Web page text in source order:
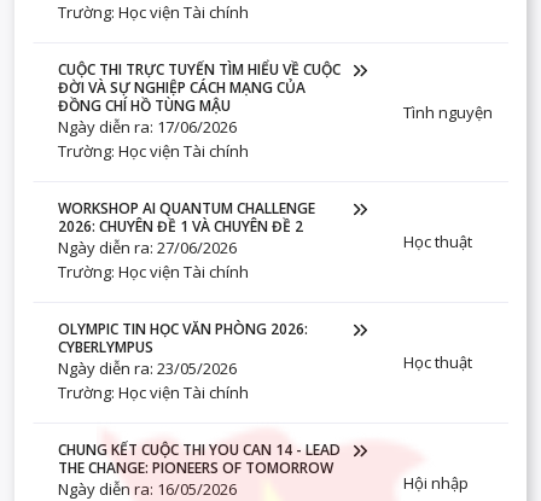
Trường: Học viện Tài chính
CUỘC THI TRỰC TUYẾN TÌM HIỂU VỀ CUỘC
ĐỜI VÀ SỰ NGHIỆP CÁCH MẠNG CỦA
ĐỒNG CHÍ HỒ TÙNG MẬU
Ngày diễn ra: 17/06/2026
Trường: Học viện Tài chính
Tình nguyện
WORKSHOP AI QUANTUM CHALLENGE
2026: CHUYÊN ĐỀ 1 VÀ CHUYÊN ĐỀ 2
Ngày diễn ra: 27/06/2026
Trường: Học viện Tài chính
Học thuật
OLYMPIC TIN HỌC VĂN PHÒNG 2026:
CYBERLYMPUS
Ngày diễn ra: 23/05/2026
Trường: Học viện Tài chính
Học thuật
CHUNG KẾT CUỘC THI YOU CAN 14 - LEAD
THE CHANGE: PIONEERS OF TOMORROW
Ngày diễn ra: 16/05/2026
Hội nhập